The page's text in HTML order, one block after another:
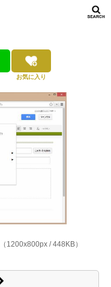
お気に入り
（1200x800px / 448KB）